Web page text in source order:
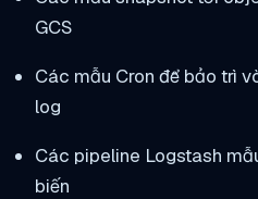
GCS
Các mẫu Cron để bảo trì
log
Các pipeline Logstash
biến